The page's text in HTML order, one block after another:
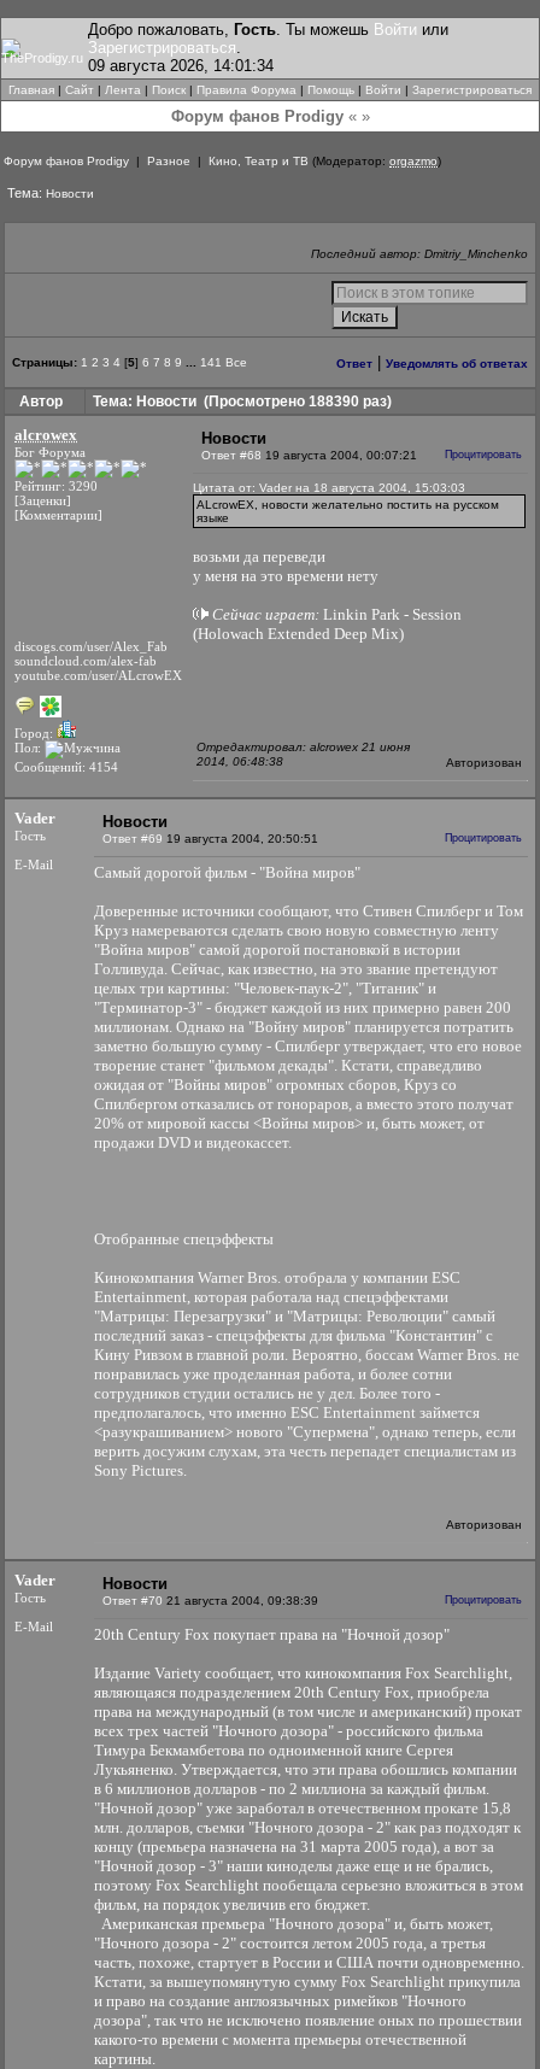
Добро пожаловать, Гость. Ты можешь Войти или
Зарегистрироваться.
09 августа 2026, 14:01:34
Главная | Сайт | Лента | Поиск | Правила Форума | Помощь | Войти | Зарегистрироваться
Форум фанов Prodigy« »
Форум фанов Prodigy | Разное | Кино, Театр и ТВ (Модератор: orgazmo)
Тема: Новости
Последний автор: Dmitriy_Minchenko
Страницы: 1 2 3 4 [5] 6 7 8 9 141 Все Ответ Уведомлять об ответах
Автор Тема: Новости (Просмотрено 188390 раз)
alcrowex
Бог Форума
Рейтинг: 3290
[Заценки]
[Комментарии]
discogs.com/user/Alex_Fab
soundcloud.com/alex-fab
youtube.com/user/ALcrowEX
Город:
Пол:
Сообщений: 4154
Новости
Ответ #68 19 августа 2004, 00:07:21 Процитировать
Цитата от: Vader на 18 августа 2004, 15:03:03
ALcrowEX, новости желательно постить на русском
языке
возьми да переведи
у меня на это времени нету
Сейчас играет: Linkin Park - Session
(Holowach Extended Deep Mix)
Отредактировал: alcrowеx 21 июня
2014, 06:48:38
Авторизован
Vader
Гость
E-Mail
Новости
Ответ #69 19 августа 2004, 20:50:51 Процитировать
Самый дорогой фильм - "Война миров"
Доверенные источники сообщают, что Стивен Спилберг и Том
Круз намереваются сделать свою новую совместную ленту
"Война миров" самой дорогой постановкой в истории
Голливуда. Сейчас, как известно, на это звание претендуют
целых три картины: "Человек-паук-2", "Титаник" и
"Терминатор-3" - бюджет каждой из них примерно равен 200
миллионам. Однако на "Войну миров" планируется потратить
заметно большую сумму - Спилберг утверждает, что его новое
творение станет "фильмом декады". Кстати, справедливо
ожидая от "Войны миров" огромных сборов, Круз со
Спилбергом отказались от гонораров, а вместо этого получат
20% от мировой кассы <Войны миров> и, быть может, от
продажи DVD и видеокассет.
Отобранные спецэффекты
Кинокомпания Warner Bros. отобрала у компании ESC
Entertainment, которая работала над спецэффектами
"Матрицы: Перезагрузки" и "Матрицы: Революции" самый
последний заказ - спецэффекты для фильма "Константин" с
Кину Ривзом в главной роли. Вероятно, боссам Warner Bros. не
понравилась уже проделанная работа, и более сотни
сотрудников студии остались не у дел. Более того -
предполагалось, что именно ESC Entertainment займется
<разукрашиванием> нового "Супермена", однако теперь, если
верить досужим слухам, эта честь перепадет специалистам из
Sony Pictures.
Авторизован
Vader
Гость
E-Mail
Новости
Ответ #70 21 августа 2004, 09:38:39 Процитировать
20th Century Fox покупает права на "Ночной дозор"
Издание Variety сообщает, что кинокомпания Fox Searchlight,
являющаяся подразделением 20th Century Fox, приобрела
права на международный (в том числе и американский) прокат
всех трех частей "Ночного дозора" - российского фильма
Тимура Бекмамбетова по одноименной книге Сергея
Лукьяненко. Утверждается, что эти права обошлись компании
в 6 миллионов долларов - по 2 миллиона за каждый фильм.
"Ночной дозор" уже заработал в отечественном прокате 15,8
млн. долларов, съемки "Ночного дозора - 2" как раз подходят к
концу (премьера назначена на 31 марта 2005 года), а вот за
"Ночной дозор - 3" наши киноделы даже еще и не брались,
поэтому Fox Searchlight пообещала серьезно вложиться в этом
фильм, на порядок увеличив его бюджет.
Американская премьера "Ночного дозора" и, быть может,
"Ночного дозора - 2" состоится летом 2005 года, а третья
часть, похоже, стартует в России и США почти одновременно.
Кстати, за вышеупомянутую сумму Fox Searchlight прикупила
и право на создание англоязычных римейков "Ночного
дозора", так что не исключено появление оных по прошествии
какого-то времени с момента премьеры отечественной
картины.